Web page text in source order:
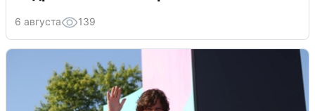
6 августа 139